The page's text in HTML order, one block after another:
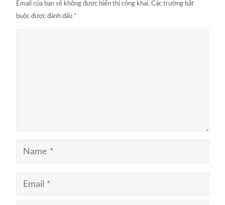
Email của bạn sẽ không được hiển thị công khai. Các trường bắt
buộc được đánh dấu *